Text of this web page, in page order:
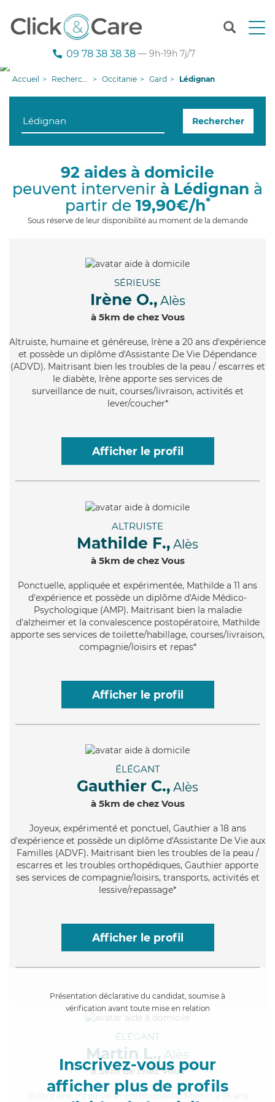
T
n
g
i
09 78 38 38 38 — 9h-19h 7j/7
Accueil Recherche aide à domicile Occitanie Gard Lédignan
Rechercher
92 aides à domicile
peuvent intervenir à Lédignan à
partir de 19,90€/h*
Sous réserve de leur disponibilité au moment de la demande
SÉRIEUSE
Irène O., Alès
à 5km de chez Vous
Altruiste, humaine et généreuse, Irène a 20 ans d'expérience
et possède un diplôme d'Assistante De Vie Dépendance
(ADVD). Maitrisant bien les troubles de la peau / escarres et
le diabète, Irène apporte ses services de
surveillance de nuit, courses/livraison, activités et
lever/coucher*
Afficher le profil
ALTRUISTE
Mathilde F., Alès
à 5km de chez Vous
Ponctuelle, appliquée et expérimentée, Mathilde a 11 ans
d'expérience et possède un diplôme d'Aide Médico-
Psychologique (AMP). Maitrisant bien la maladie
d'alzheimer et la convalescence postopératoire, Mathilde
apporte ses services de toilette/habillage, courses/livraison,
compagnie/loisirs et repas*
Afficher le profil
ÉLÉGANT
Gauthier C., Alès
à 5km de chez Vous
Joyeux, expérimenté et ponctuel, Gauthier a 18 ans
d'expérience et possède un diplôme d'Assistante De Vie aux
Familles (ADVF). Maitrisant bien les troubles de la peau /
escarres et les troubles orthopédiques, Gauthier apporte
ses services de compagnie/loisirs, transports, activités et
lessive/repassage*
Afficher le profil
Présentation déclarative du candidat, soumise à
vérification avant toute mise en relation
Inscrivez-vous pour
afficher plus de profils
ÉLÉGANT
Martin L., Alès
à 5km de chez Vous
, intuitive et enthousiaste, Martin a 18 ans